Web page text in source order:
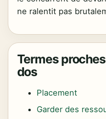
ne ralentit pas
Termes
dos
Placement
Garder des